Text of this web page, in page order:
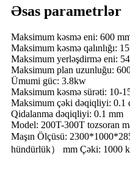
Əsas parametrlər
Maksimum kəsmə eni: 600
Maksimum kəsmə qalınlığı:
Maksimum yerləşdirmə eni:
Maksimum plan uzunluğu:
Ümumi güc: 3.8kw
Maksimum kəsmə sürəti: 10-
Maksimum çəki dəqiqliyi: 0.1
Qidalanma dəqiqliyi: 0.1 mm
Model: 200T-300T tozsoran
Maşın Ölçüsü:
hündürlük） mm Çəki: 1000